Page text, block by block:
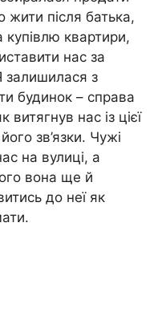
після батька,
квартири,
нас за
залишилася з
будинок – справа
нас із цієї
зв’язки. Чужі
на вулиці, а
вона ще й
до неї як